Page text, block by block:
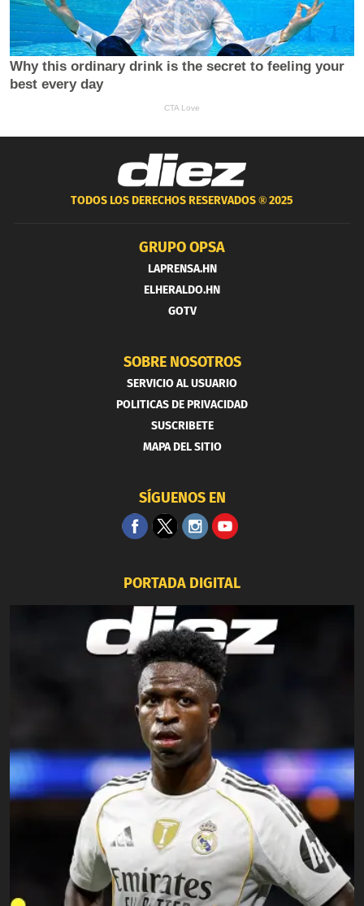
TODOS LOS DERECHOS RESERVADOS ®2025
GRUPO OPSA
LAPRENSA.HN
ELHERALDO.HN
GOTV
SOBRE NOSOTROS
SERVICIO AL USUARIO
POLITICAS DE PRIVACIDAD
SUSCRIBETE
MAPA DEL SITIO
SÍGUENOS EN
PORTADA DIGITAL